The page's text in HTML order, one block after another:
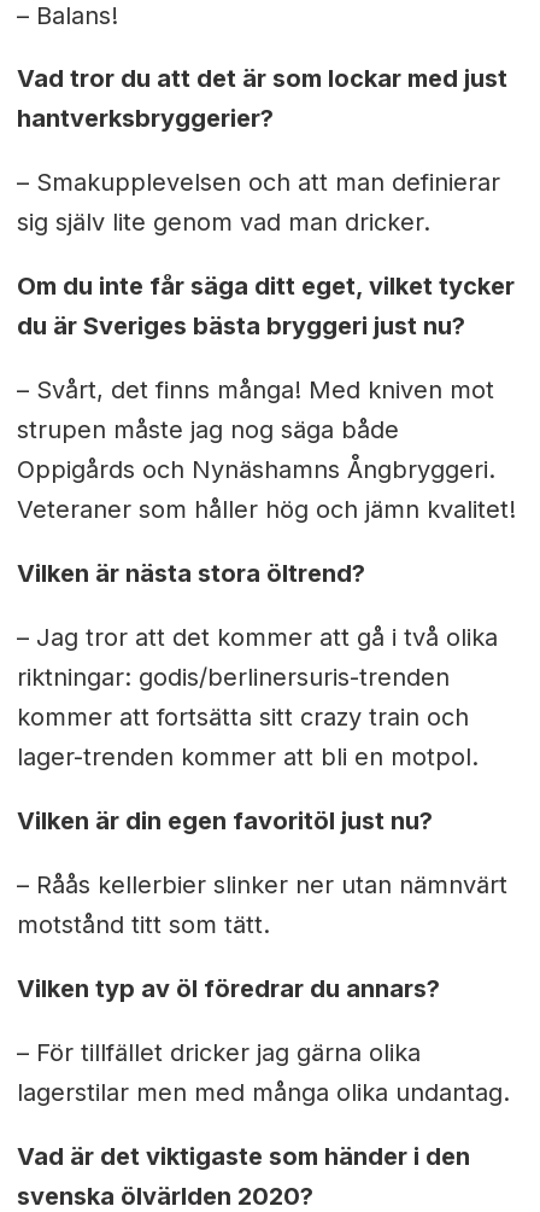
– Balans!
Vad tror du att det är som lockar med just
hantverksbryggerier?
– Smakupplevelsen och att man definierar
sig själv lite genom vad man dricker.
Om du inte får säga ditt eget, vilket tycker
du är Sveriges bästa bryggeri just nu?
– Svårt, det finns många! Med kniven mot
strupen måste jag nog säga både
Oppigårds och Nynäshamns Ångbryggeri.
Veteraner som håller hög och jämn kvalitet!
Vilken är nästa stora öltrend?
– Jag tror att det kommer att gå i två olika
riktningar: godis/berlinersuris-trenden
kommer att fortsätta sitt crazy train och
lager-trenden kommer att bli en motpol.
Vilken är din egen favoritöl just nu?
– Råås kellerbier slinker ner utan nämnvärt
motstånd titt som tätt.
Vilken typ av öl föredrar du annars?
– För tillfället dricker jag gärna olika
lagerstilar men med många olika undantag.
Vad är det viktigaste som händer i den
svenska ölvärlden 2020?